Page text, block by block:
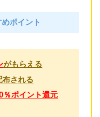
ポイント
がもらえる
布される
％ポイント還元